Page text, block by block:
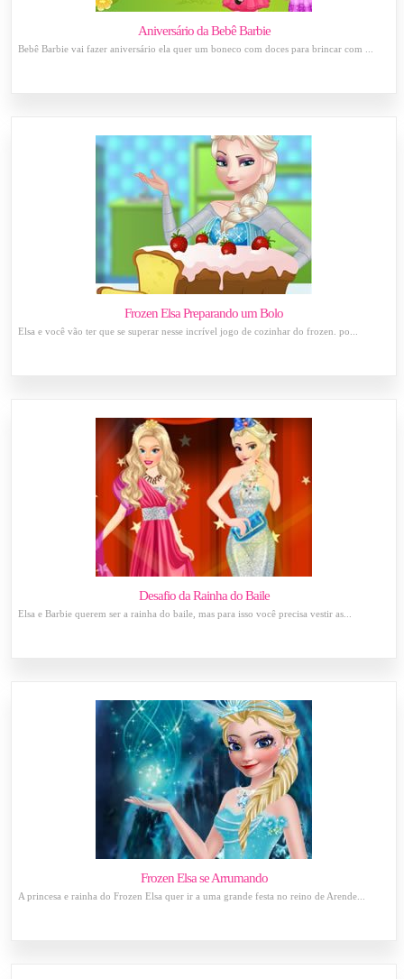
Aniversário da Bebê Barbie
Bebê Barbie vai fazer aniversário ela quer um boneco com doces para brincar com ...
Frozen Elsa Preparando um Bolo
Elsa e você vão ter que se superar nesse incrível jogo de cozinhar do frozen. po...
Desafio da Rainha do Baile
Elsa e Barbie querem ser a rainha do baile, mas para isso você precisa vestir as...
Frozen Elsa se Arrumando
A princesa e rainha do Frozen Elsa quer ir a uma grande festa no reino de Arende...